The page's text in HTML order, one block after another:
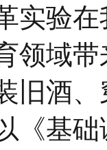
实验
领域
旧酒
《基